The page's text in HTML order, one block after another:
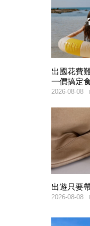
出國花費
一價搞定
2026-08-08
出遊只要
2026-08-08